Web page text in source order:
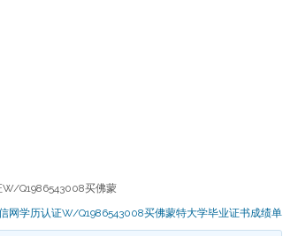
Q1986543008买佛蒙
网学历认证W/Q1986543008买佛蒙特大学毕业证书成绩单